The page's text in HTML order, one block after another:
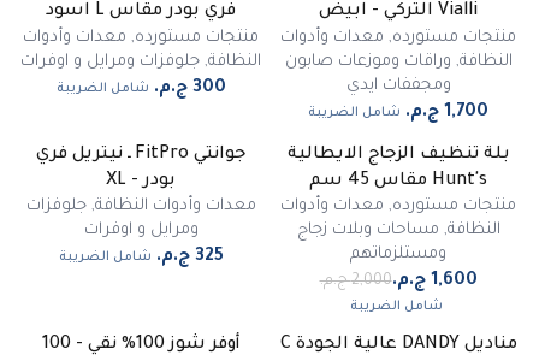
Vialli التركي - ابيض
منتجات مستورده, معدات وأدوات
النظافة, وراقات وموزعات صابون
ومجففات ايدي
شامل الضريبة
فري بودر مقاس L اسود
منتجات مستورده, معدات وأدوات
النظافة, جلوفزات ومرايل و اوفرات
شامل الضريبة
%
بلة تنظيف الزجاج الايطالية
Hunt's مقاس 45 سم
منتجات مستورده, معدات وأدوات
النظافة, مساحات وبلات زجاج
ومستلزماتهم
‏2,000 ج.م.‏
شامل الضريبة
جوانتي FitPro ـ نيتريل فري
بودر - XL
معدات وأدوات النظافة,جلوفزات
ومرايل و اوفرات
شامل الضريبة
مناديل DANDY عالية الجودة C
أوفر شوز 100% نقي - 100